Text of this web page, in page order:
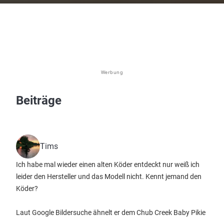
Werbung
Beiträge
Tims
Ich habe mal wieder einen alten Köder entdeckt nur weiß ich
leider den Hersteller und das Modell nicht. Kennt jemand den
Köder?
Laut Google Bildersuche ähnelt er dem Chub Creek Baby Pikie